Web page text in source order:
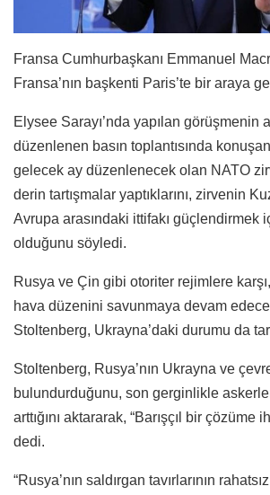
Fransa Cumhurbaşkanı Emmanuel
Fransa’nın başkenti Paris’te bir araya
Elysee Sarayı’nda yapılan görüşmenin
düzenlenen basın toplantısında
gelecek ay düzenlenecek olan NATO
derin tartışmalar yaptıklarını, zirvenin
Avrupa arasındaki ittifakı güçlendirmek
olduğunu söyledi.
Rusya ve Çin gibi otoriter rejimlere
hava düzenini savunmaya devam
Stoltenberg, Ukrayna’daki durumu da
Stoltenberg, Rusya’nın Ukrayna ve
bulundurduğunu, son gerginlikle
arttığını aktararak, “Barışçıl bir çözüme
dedi.
“Rusya’nın saldırgan tavırlarının